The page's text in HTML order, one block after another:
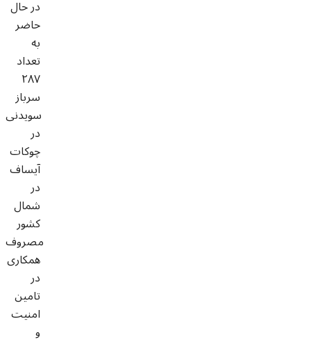
در حال
حاضر
به
تعداد
۲۸۷
سرباز
سویدنی
در
چوکات
آیساف
در
شمال
کشور
مصروف
همکاری
در
تامین
امنیت
و